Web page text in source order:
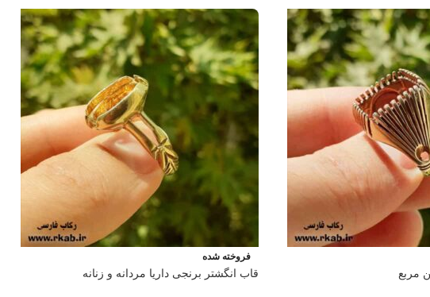
مربع
فروخته شده
قاب انگشتر برنجی داریا مردانه و زنانه